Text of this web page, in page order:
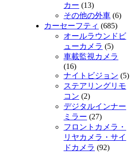
カー (13)
その他の外車 (6)
カーセーフティ (685)
オールラウンドビ
ューカメラ (5)
車載監視カメラ
(16)
ナイトビジョン (5)
ステアリングリモ
コン (2)
デジタルインナー
ミラー (27)
フロントカメラ・
リヤカメラ・サイ
ドカメラ (92)